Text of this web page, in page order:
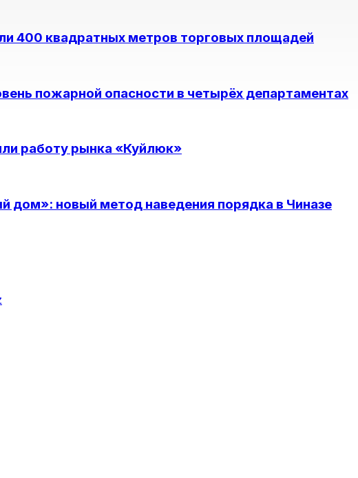
400 квадратных метров торговых площадей
пожарной опасности в четырёх департаментах
работу рынка «Куйлюк»
дом»: новый метод наведения порядка в Чиназе